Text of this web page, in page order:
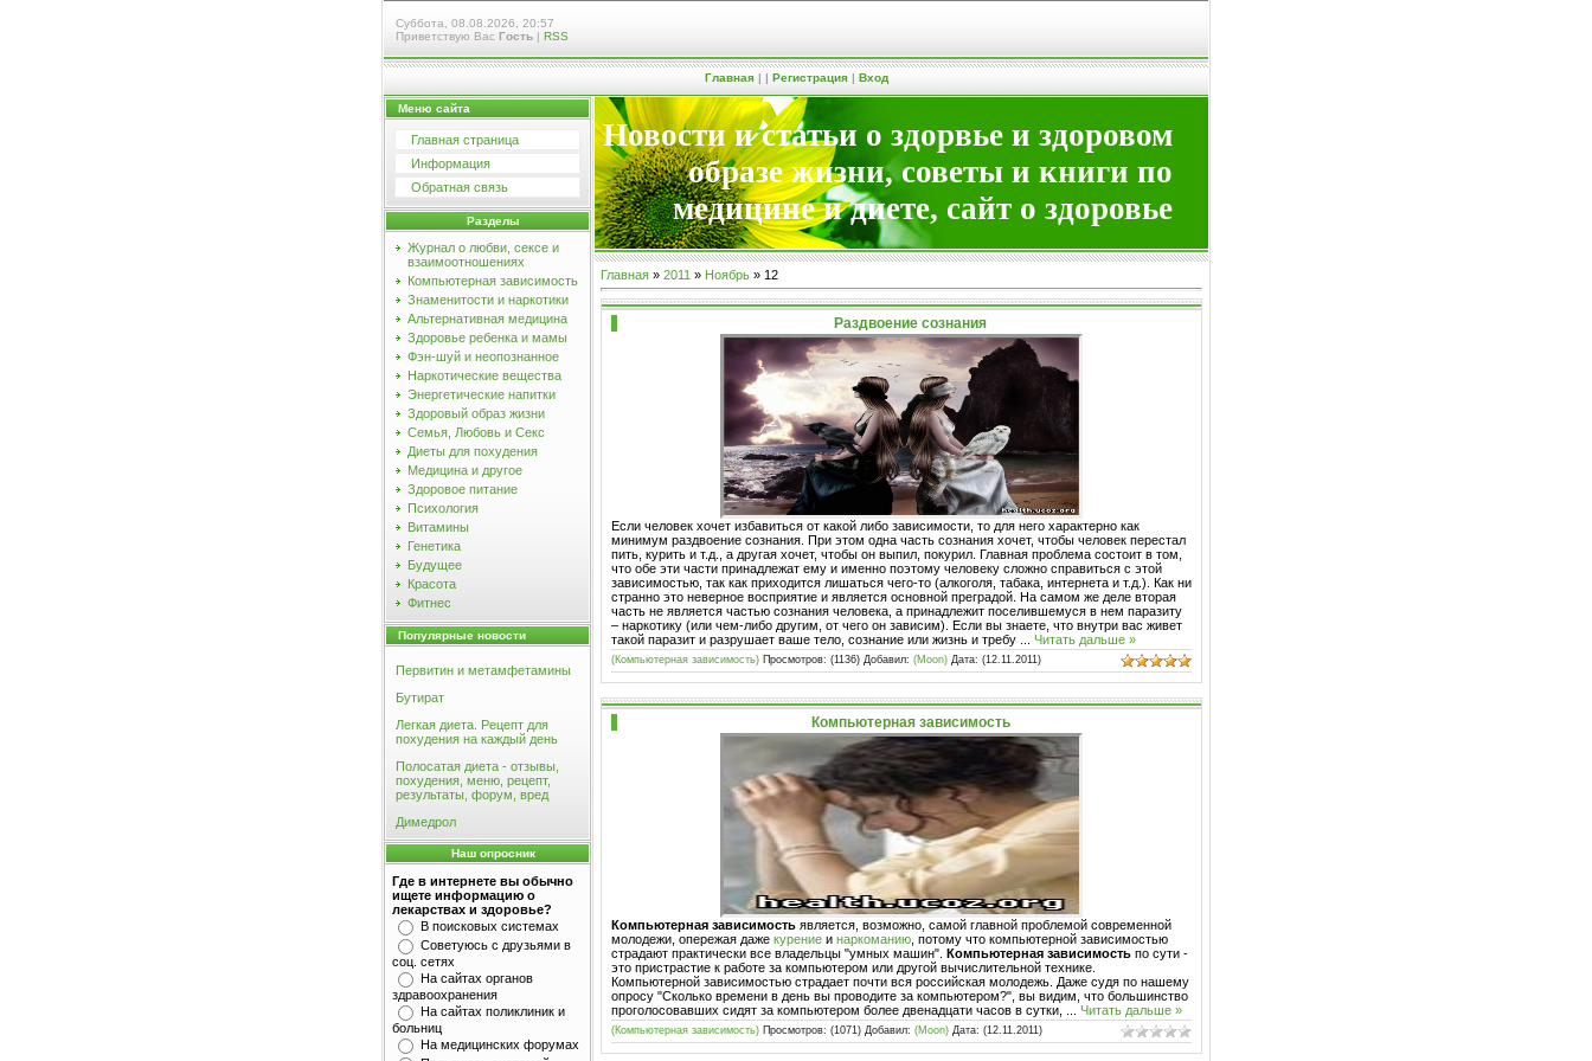
Суббота, 08.08.2026, 20:57
Приветствую Вас Гость | RSS
Главная| | Регистрация| Вход
Меню сайта
Главная страница
Информация
Обратная связь
Разделы
Журнал о любви, сексе и
взаимоотношениях
Компьютерная зависимость
Знаменитости и наркотики
Альтернативная медицина
Здоровье ребенка и мамы
Фэн-шуй и неопознанное
Наркотические вещества
Энергетические напитки
Здоровый образ жизни
Семья, Любовь и Секс
Диеты для похудения
Медицина и другое
Здоровое питание
Психология
Витамины
Генетика
Будущее
Красота
Фитнес
Популярные новости
Первитин и метамфетамины
Бутират
Легкая диета. Рецепт для
похудения на каждый день
Полосатая диета - отзывы,
похудения, меню, рецепт,
результаты, форум, вред
Димедрол
Наш опросник
Где в интернете вы обычно
ищете информацию о
лекарствах и здоровье?
В поисковых системах
Советуюсь с друзьями в
соц. сетях
На сайтах органов
здравоохранения
На сайтах поликлиник и
больниц
На медицинских форумах
Новости и статьи о здорвье и здоровом
образе жизни, советы и книги по
медицине и диете, сайт о здоровье
Главная » 2011 » Ноябрь » 12
Раздвоение сознания
Если человек хочет избавиться от какой либо зависимости, то для него характерно как
минимум раздвоение сознания. При этом одна часть сознания хочет, чтобы человек перестал
пить, курить и т.д., а другая хочет, чтобы он выпил, покурил. Главная проблема состоит в том,
что обе эти части принадлежат ему и именно поэтому человеку сложно справиться с этой
зависимостью, так как приходится лишаться чего-то (алкоголя, табака, интернета и т.д.). Как ни
странно это неверное восприятие и является основной преградой. На самом же деле вторая
часть не является частью сознания человека, а принадлежит поселившемуся в нем паразиту
– наркотику (или чем-либо другим, от чего он зависим). Если вы знаете, что внутри вас живет
такой паразит и разрушает ваше тело, сознание или жизнь и требу
Читать дальше »
(Компьютерная зависимость) Просмотров: (1136) Добавил: (Moon) Дата: (12.11.2011)
Компьютерная зависимость
Компьютерная зависимость является, возможно, самой главной проблемой современной
молодежи, опережая даже курение и наркоманию , потому что компьютерной зависимостью
страдают практически все владельцы "умных машин". Компьютерная зависимость по сути -
это пристрастие к работе за компьютером или другой вычислительной технике.
Компьютерной зависимостью страдает почти вся российская молодежь. Даже судя по нашему
опросу "Сколько времени в день вы проводите за компьютером?", вы видим, что большинство
проголосовавших сидят за компьютером более двенадцати часов в сутки,
Читать дальше »
(Компьютерная зависимость) Просмотров: (1071) Добавил: (Moon) Дата: (12.11.2011)